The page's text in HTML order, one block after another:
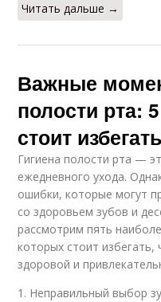
Читать дальше →
Важные
полости рта:
стоит избегать
Гигиена полости рта —
ежедневного ухода.
ошибки, которые могут
со здоровьем зубов и
рассмотрим пять
которых стоит
здоровой и
1. Неправильный выбор